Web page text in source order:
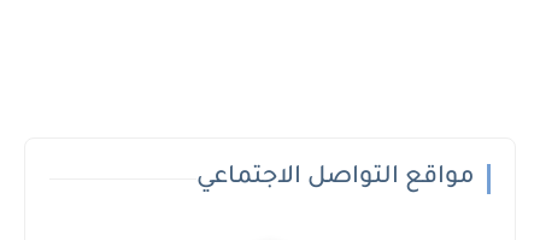
مواقع التواصل الاجتماعي